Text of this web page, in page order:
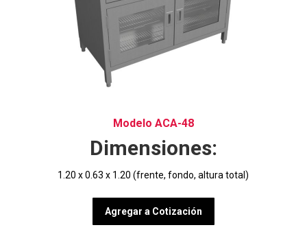
Modelo ACA-48
Dimensiones:
1.20 x 0.63 x 1.20 (frente, fondo, altura total)
Agregar a Cotización